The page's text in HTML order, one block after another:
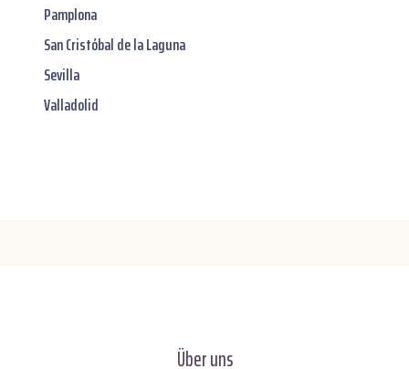
Pamplona
San Cristóbal de la Laguna
Sevilla
Valladolid
Über uns